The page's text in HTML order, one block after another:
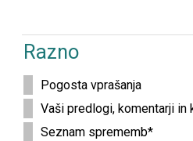
Razno
Pogosta vprašanja
Vaši predlogi, komentarji in
Seznam sprememb*